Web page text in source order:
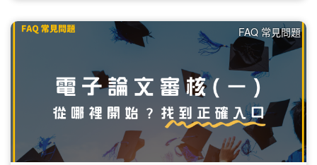
「確定要畢業的那一個學期」再將電子論文送出審核，不能提前
在這學期送審。 若不確定自己是否能在這學期畢業，建議先詢問
系所助教或教務處。 ✔︎ 2. 下載「電子論文上傳說明」…
FAQ 常見問題